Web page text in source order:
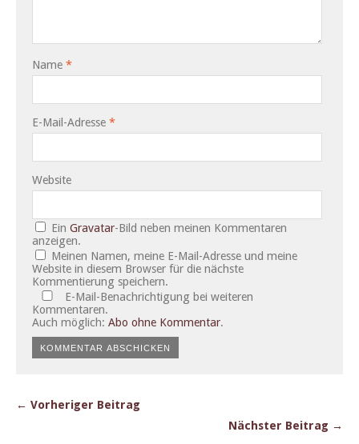
Name *
E-Mail-Adresse *
Website
EinGravatar-Bild neben meinen Kommentaren
anzeigen.
Meinen Namen, meine E-Mail-Adresse und meine
Website in diesem Browser für die nächste
Kommentierung speichern.
E-Mail-Benachrichtigung bei weiteren
Kommentaren.
Auch möglich: Abo ohne Kommentar.
← Vorheriger Beitrag
Nächster Beitrag →